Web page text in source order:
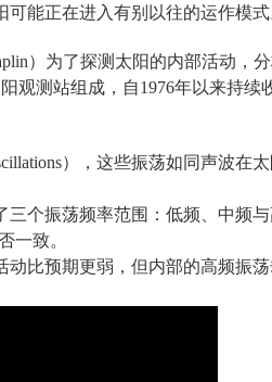
能正在进入有别以往的运作模式
）为了探测太阳的内部活动，
观测站组成，自1976年以来持
），这些振荡如同声波在
个振荡频率范围：低频、中频
一致。
比预期更弱，但内部的高频振